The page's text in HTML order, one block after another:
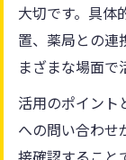
大切です。具体
置、薬局との連
まざまな場面で
活用のポイント
への問い合わせ